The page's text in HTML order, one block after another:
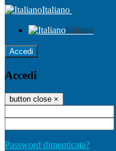
Italiano
Italiano
Accedi
Accedi
button close ×
Password dimenticata?